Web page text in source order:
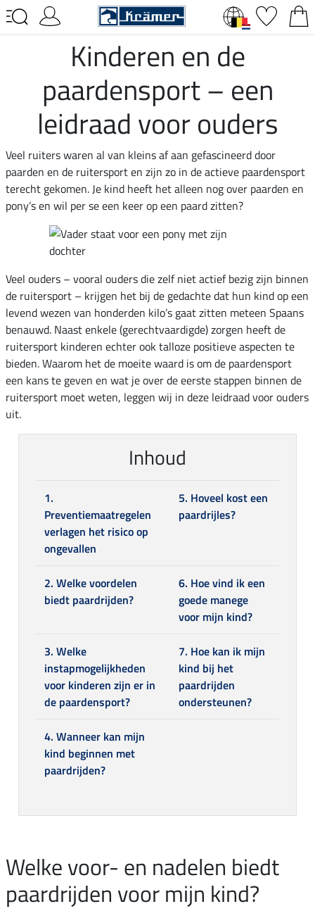
Kinderen en de
paardensport – een
leidraad voor ouders
Veel ruiters waren al van kleins af aan gefascineerd door
paarden en de ruitersport en zijn zo in de actieve paardensport
terecht gekomen. Je kind heeft het alleen nog over paarden en
pony’s en wil per se een keer op een paard zitten?
Veel ouders – vooral ouders die zelf niet actief bezig zijn binnen
de ruitersport – krijgen het bij de gedachte dat hun kind op een
levend wezen van honderden kilo’s gaat zitten meteen Spaans
benauwd. Naast enkele (gerechtvaardigde) zorgen heeft de
ruitersport kinderen echter ook talloze positieve aspecten te
bieden. Waarom het de moeite waard is om de paardensport
een kans te geven en wat je over de eerste stappen binnen de
ruitersport moet weten, leggen wij in deze leidraad voor ouders
uit.
Inhoud
1.
Preventiemaatregelen
verlagen het risico op
ongevallen
5. Hoveel kost een
paardrijles?
2. Welke voordelen
biedt paardrijden?
6. Hoe vind ik een
goede manege
voor mijn kind?
3. Welke
instapmogelijkheden
voor kinderen zijn er in
de paardensport?
7. Hoe kan ik mijn
kind bij het
paardrijden
ondersteunen?
4. Wanneer kan mijn
kind beginnen met
paardrijden?
Welke voor- en nadelen biedt
paardrijden voor mijn kind?